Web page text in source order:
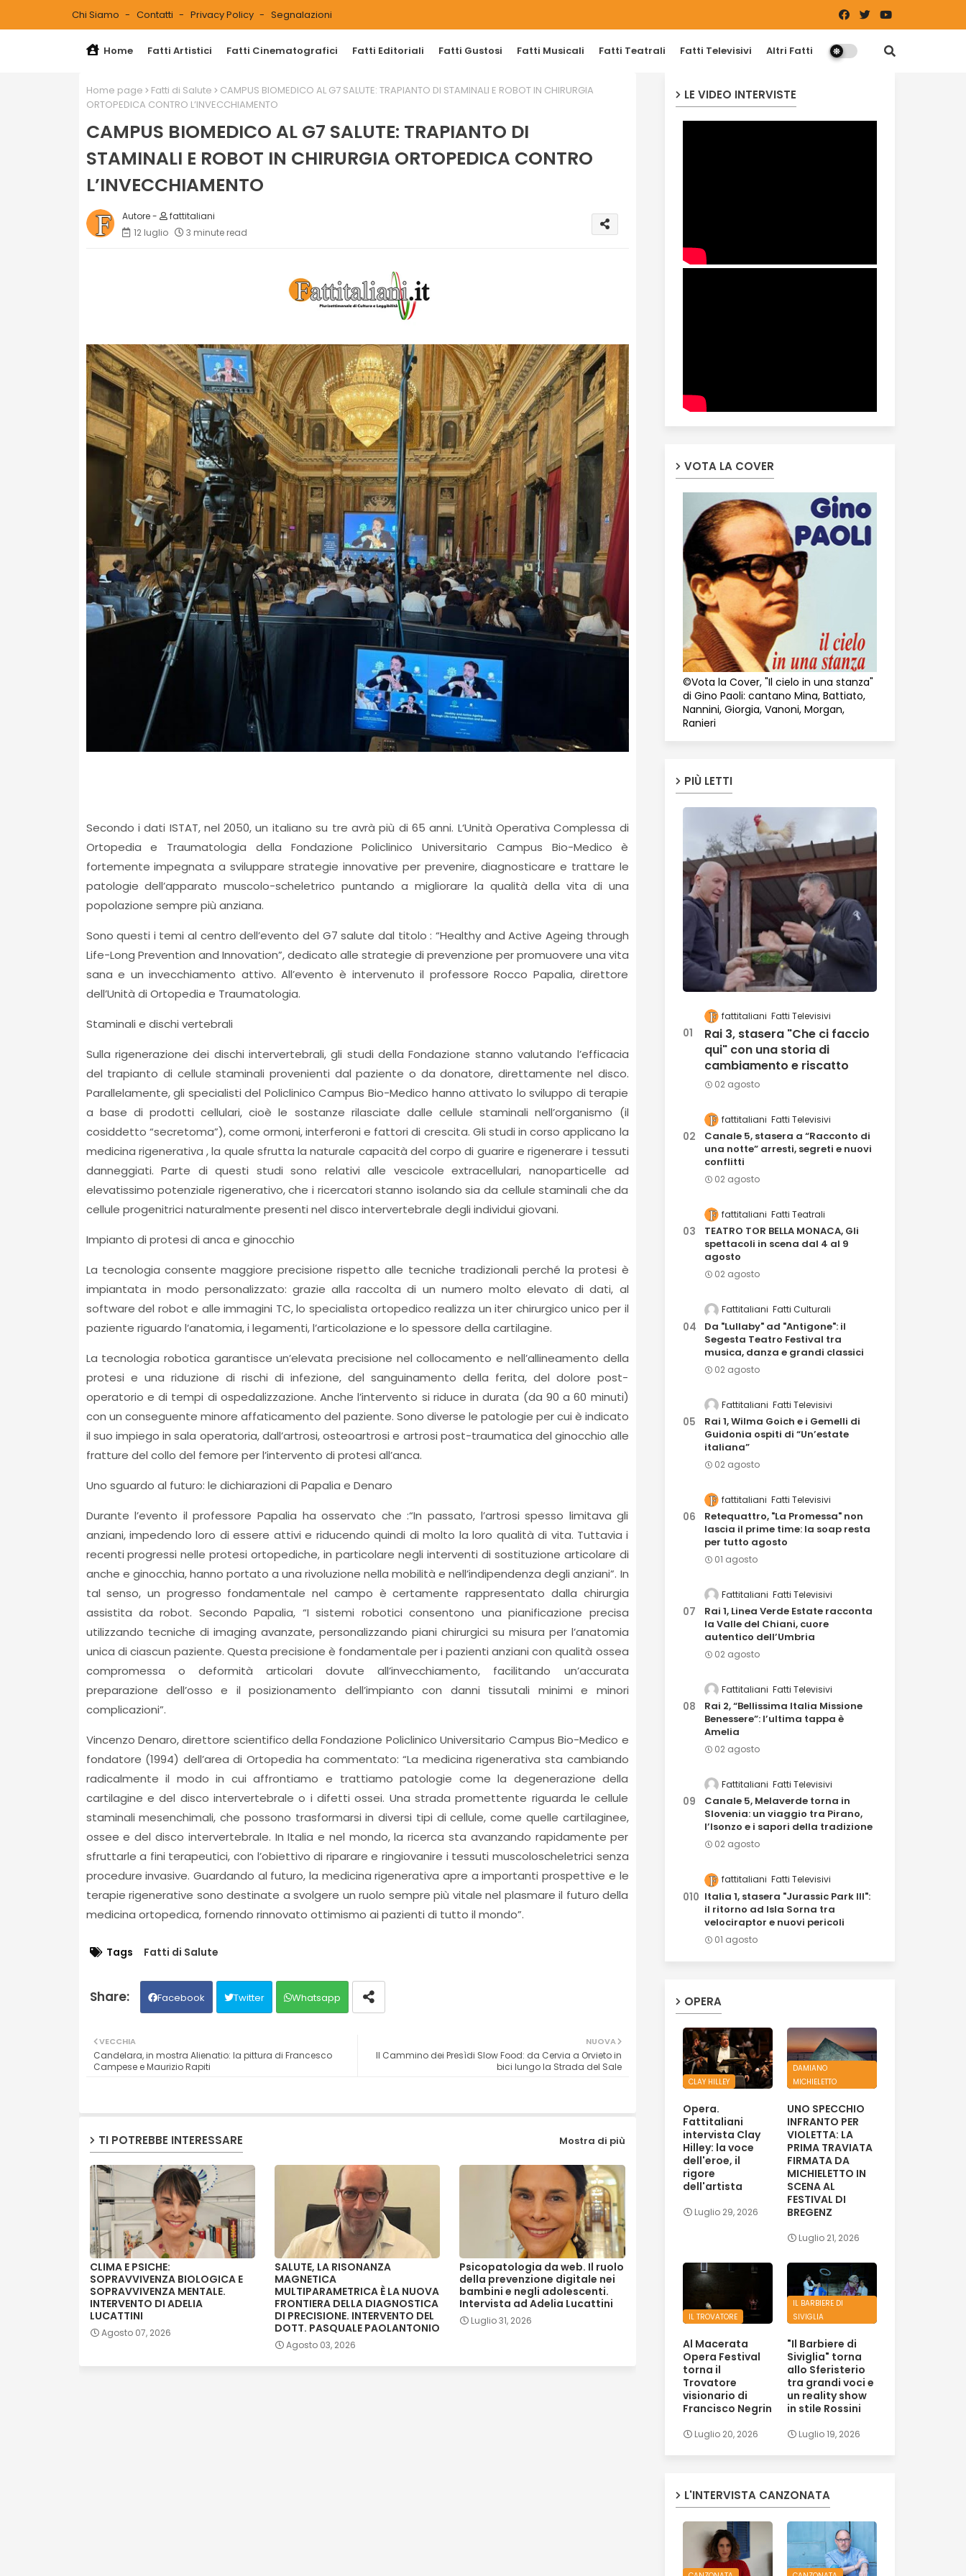
Chi Siamo Contatti Privacy Policy Segnalazioni
Home Fatti Artistici Fatti Cinematografici Fatti Editoriali Fatti Gustosi Fatti Musicali Fatti Teatrali Fatti Televisivi Altri Fatti
Home page Fatti di Salute
CAMPUS BIOMEDICO AL G7 SALUTE: TRAPIANTO DI STAMINALI E ROBOT IN CHIRURGIA
ORTOPEDICA CONTRO L’INVECCHIAMENTO
CAMPUS BIOMEDICO AL G7 SALUTE: TRAPIANTO DI
STAMINALI E ROBOT IN CHIRURGIA ORTOPEDICA CONTRO
L’INVECCHIAMENTO
fattitaliani
12 luglio
3 minute read
Secondo i dati ISTAT, nel 2050, un italiano su tre avrà più di 65 anni. L‘Unità Operativa Complessa di
Ortopedia e Traumatologia della Fondazione Policlinico Universitario Campus Bio-Medico è
fortemente impegnata a sviluppare strategie innovative per prevenire, diagnosticare e trattare le
patologie dell’apparato muscolo-scheletrico puntando a migliorare la qualità della vita di una
popolazione sempre più anziana.
Sono questi i temi al centro dell’evento del G7 salute dal titolo : “Healthy and Active Ageing through
Life-Long Prevention and Innovation”, dedicato alle strategie di prevenzione per promuovere una vita
sana e un invecchiamento attivo. All’evento è intervenuto il professore Rocco Papalia, direttore
dell’Unità di Ortopedia e Traumatologia.
Staminali e dischi vertebrali
Sulla rigenerazione dei dischi intervertebrali, gli studi della Fondazione stanno valutando l’efficacia
del trapianto di cellule staminali provenienti dal paziente o da donatore, direttamente nel disco.
Parallelamente, gli specialisti del Policlinico Campus Bio-Medico hanno attivato lo sviluppo di terapie
a base di prodotti cellulari, cioè le sostanze rilasciate dalle cellule staminali nell’organismo (il
cosiddetto “secretoma”), come ormoni, interferoni e fattori di crescita. Gli studi in corso applicano la
medicina rigenerativa , la quale sfrutta la naturale capacità del corpo di guarire e rigenerare i tessuti
danneggiati. Parte di questi studi sono relativi alle vescicole extracellulari, nanoparticelle ad
elevatissimo potenziale rigenerativo, che i ricercatori stanno isolando sia da cellule staminali che da
cellule progenitrici naturalmente presenti nel disco intervertebrale degli individui giovani.
Impianto di protesi di anca e ginocchio
La tecnologia consente maggiore precisione rispetto alle tecniche tradizionali perché la protesi è
impiantata in modo personalizzato: grazie alla raccolta di un numero molto elevato di dati, al
software del robot e alle immagini TC, lo specialista ortopedico realizza un iter chirurgico unico per il
paziente riguardo l’anatomia, i legamenti, l’articolazione e lo spessore della cartilagine.
La tecnologia robotica garantisce un’elevata precisione nel collocamento e nell’allineamento della
protesi e una riduzione di rischi di infezione, del sanguinamento della ferita, del dolore post-
operatorio e di tempi di ospedalizzazione. Anche l’intervento si riduce in durata (da 90 a 60 minuti)
con un conseguente minore affaticamento del paziente. Sono diverse le patologie per cui è indicato
il suo impiego in sala operatoria, dall’artrosi, osteoartrosi e artrosi post-traumatica del ginocchio alle
fratture del collo del femore per l’intervento di protesi all’anca.
Uno sguardo al futuro: le dichiarazioni di Papalia e Denaro
Durante l’evento il professore Papalia ha osservato che :“In passato, l’artrosi spesso limitava gli
anziani, impedendo loro di essere attivi e riducendo quindi di molto la loro qualità di vita. Tuttavia i
recenti progressi nelle protesi ortopediche, in particolare negli interventi di sostituzione articolare di
anche e ginocchia, hanno portato a una rivoluzione nella mobilità e nell’indipendenza degli anziani”. In
tal senso, un progresso fondamentale nel campo è certamente rappresentato dalla chirurgia
assistita da robot. Secondo Papalia, “I sistemi robotici consentono una pianificazione precisa
utilizzando tecniche di imaging avanzate, personalizzando piani chirurgici su misura per l’anatomia
unica di ciascun paziente. Questa precisione è fondamentale per i pazienti anziani con qualità ossea
compromessa o deformità articolari dovute all’invecchiamento, facilitando un’accurata
preparazione dell’osso e il posizionamento dell’impianto con danni tissutali minimi e minori
complicazioni”.
Vincenzo Denaro, direttore scientifico della Fondazione Policlinico Universitario Campus Bio-Medico e
fondatore (1994) dell’area di Ortopedia ha commentato: “La medicina rigenerativa sta cambiando
radicalmente il modo in cui affrontiamo e trattiamo patologie come la degenerazione della
cartilagine e del disco intervertebrale o i difetti ossei. Una strada promettente riguarda le cellule
staminali mesenchimali, che possono trasformarsi in diversi tipi di cellule, come quelle cartilaginee,
ossee e del disco intervertebrale. In Italia e nel mondo, la ricerca sta avanzando rapidamente per
sfruttarle a fini terapeutici, con l’obiettivo di riparare e ringiovanire i tessuti muscoloscheletrici senza
procedure invasive. Guardando al futuro, la medicina rigenerativa apre a importanti prospettive e le
terapie rigenerative sono destinate a svolgere un ruolo sempre più vitale nel plasmare il futuro della
medicina ortopedica, fornendo rinnovato ottimismo ai pazienti di tutto il mondo”.
Tags Fatti di Salute
Facebook Twitter Whatsapp
NUOVA
Il Cammino dei Presìdi Slow Food: da Cervia a Orvieto in
bici lungo la Strada del Sale
VECCHIA
Candelara, in mostra Alienatio: la pittura di Francesco
Campese e Maurizio Rapiti
TI POTREBBE INTERESSARE Mostra di più
CLIMA E PSICHE:
SOPRAVVIVENZA BIOLOGICA E
SOPRAVVIVENZA MENTALE.
INTERVENTO DI ADELIA
LUCATTINI
Agosto 07, 2026
SALUTE, LA RISONANZA
MAGNETICA
MULTIPARAMETRICA È LA NUOVA
FRONTIERA DELLA DIAGNOSTICA
DI PRECISIONE. INTERVENTO DEL
DOTT. PASQUALE PAOLANTONIO
Agosto 03, 2026
Psicopatologia da web. Il ruolo
della prevenzione digitale nei
bambini e negli adolescenti.
Intervista ad Adelia Lucattini
Luglio 31, 2026
LE VIDEO INTERVISTE
VOTA LA COVER
©Vota la Cover, "Il cielo in una stanza"
di Gino Paoli: cantano Mina, Battiato,
Nannini, Giorgia, Vanoni, Morgan,
Ranieri
PIÙ LETTI
fattitaliani Fatti Televisivi
Rai 3, stasera "Che ci faccio
qui" con una storia di
cambiamento e riscatto
02 agosto
fattitaliani Fatti Televisivi
Canale 5, stasera a “Racconto di
una notte” arresti, segreti e nuovi
conflitti
02 agosto
fattitaliani Fatti Teatrali
TEATRO TOR BELLA MONACA, Gli
spettacoli in scena dal 4 al 9
agosto
02 agosto
Fattitaliani Fatti Culturali
Da "Lullaby" ad "Antigone": il
Segesta Teatro Festival tra
musica, danza e grandi classici
02 agosto
Fattitaliani Fatti Televisivi
Rai 1, Wilma Goich e i Gemelli di
Guidonia ospiti di “Un’estate
italiana”
02 agosto
fattitaliani Fatti Televisivi
Retequattro, "La Promessa" non
lascia il prime time: la soap resta
per tutto agosto
01 agosto
Fattitaliani Fatti Televisivi
Rai 1, Linea Verde Estate racconta
la Valle del Chiani, cuore
autentico dell’Umbria
02 agosto
Fattitaliani Fatti Televisivi
Rai 2, “Bellissima Italia Missione
Benessere”: l’ultima tappa è
Amelia
02 agosto
Fattitaliani Fatti Televisivi
Canale 5, Melaverde torna in
Slovenia: un viaggio tra Pirano,
l’Isonzo e i sapori della tradizione
02 agosto
fattitaliani Fatti Televisivi
Italia 1, stasera "Jurassic Park III":
il ritorno ad Isla Sorna tra
velociraptor e nuovi pericoli
01 agosto
OPERA
CLAY HILLEY
Opera.
Fattitaliani
intervista Clay
Hilley: la voce
dell'eroe, il
rigore
dell'artista
Luglio 29, 2026
DAMIANO
MICHIELETTO
UNO SPECCHIO
INFRANTO PER
VIOLETTA: LA
PRIMA TRAVIATA
FIRMATA DA
MICHIELETTO IN
SCENA AL
FESTIVAL DI
BREGENZ
Luglio 21, 2026
IL TROVATORE
Al Macerata
Opera Festival
torna il
Trovatore
visionario di
Francisco Negrin
Luglio 20, 2026
IL BARBIERE DI
SIVIGLIA
"Il Barbiere di
Siviglia" torna
allo Sferisterio
tra grandi voci e
un reality show
in stile Rossini
Luglio 19, 2026
L'INTERVISTA CANZONATA